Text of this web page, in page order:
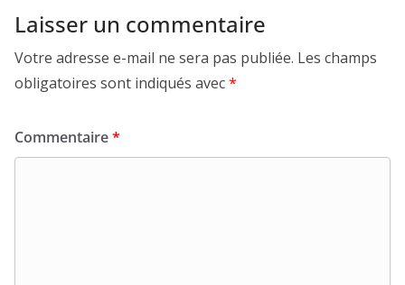
Laisser un commentaire
Votre adresse e-mail ne sera pas publiée. Les champs
obligatoires sont indiqués avec*
Commentaire*